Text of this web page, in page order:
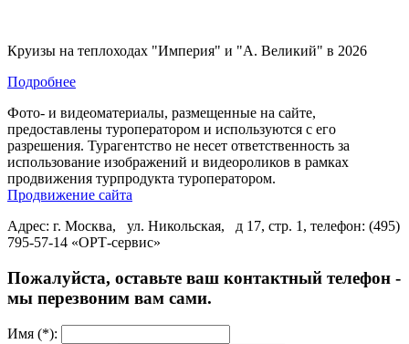
Круизы на теплоходах "Империя" и "А. Великий" в 2026
Подробнее
Фото- и видеоматериалы, размещенные на сайте,
предоставлены туроператором и используются с его
разрешения. Турагентство не несет ответственность за
использование изображений и видеороликов в рамках
продвижения турпродукта туроператором.
Продвижение сайта
Адрес: г. Москва, ул. Никольская, д 17, стр. 1, телефон: (495)
795-57-14 «ОРТ-сервис»
Пожалуйста, оставьте ваш контактный телефон -
мы перезвоним вам сами.
Имя (*):